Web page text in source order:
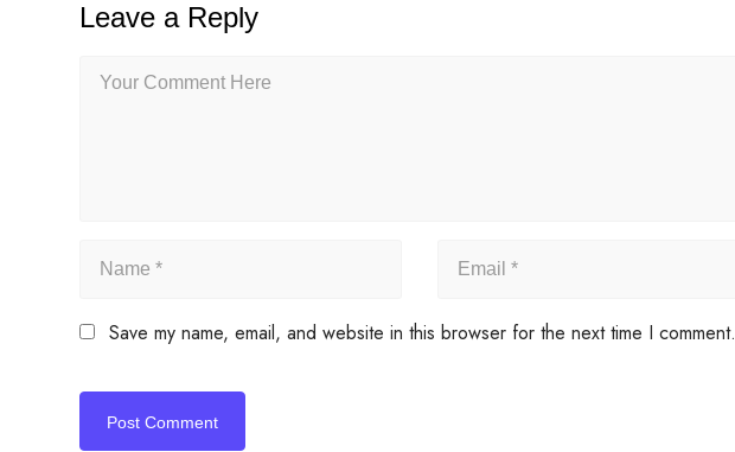
Leave a Reply
Save my name, email, and website in this browser for the next time I comment.